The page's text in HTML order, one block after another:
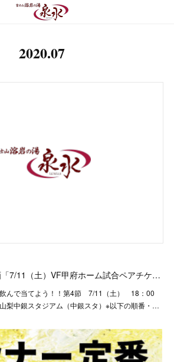
2020.07
7/11（土）VF甲府ホーム試合ペアチケ…
飲んで当てよう！！第4節 7/11（土） 18：00
梨中銀スタジアム（中銀スタ）※以下の順番・…